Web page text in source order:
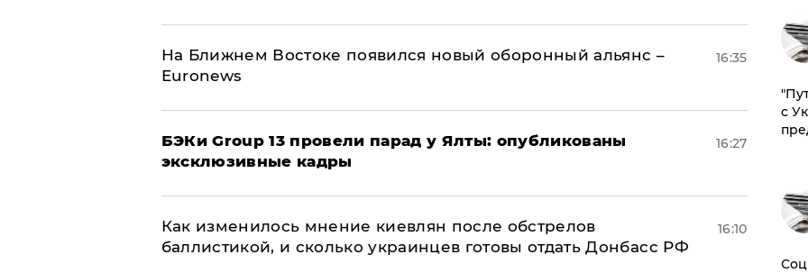
На Ближнем Востоке появился новый оборонный альянс –
Euronews
16:35
​БЭКи Group 13 провели парад у Ялты: опубликованы
эксклюзивные кадры
16:27
Как изменилось мнение киевлян после обстрелов
баллистикой, и сколько украинцев готовы отдать Донбасс РФ
16:10
с